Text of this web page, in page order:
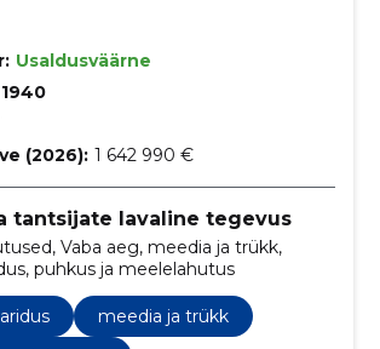
Usaldusväärne
1940
(2026): 1 642 990 €
tantsijate lavaline tegevus
Vaba aeg, meedia ja trükk,
puhkus ja meelelahutus
meedia ja trükk